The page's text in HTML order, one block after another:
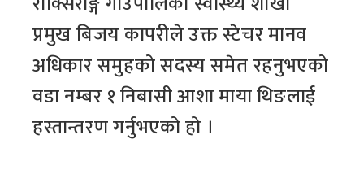
प्रमुख बिजय कापरीले उक्त स्टेचर मानव
अधिकार समुहको सदस्य समेत रहनुभएको
वडा नम्बर १ निबासी आशा माया थिङलाई
हस्तान्तरण गर्नुभएको हो ।